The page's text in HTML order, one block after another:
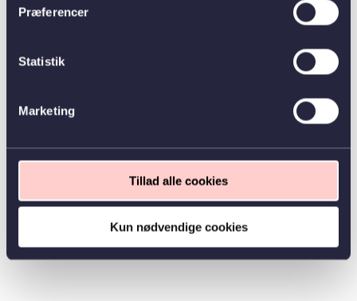
Præferencer
Statistik
Marketing
Tillad alle cookies
Kun nødvendige cookies